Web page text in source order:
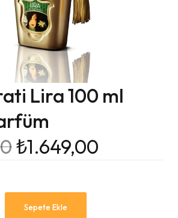
Lira 100 ml
₺1.649,00
Sepete Ekle